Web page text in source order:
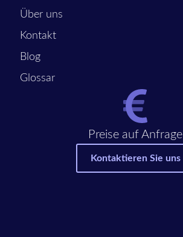
Preise auf Anfrage
Kontaktieren Sie uns
Über uns
Kontakt
Blog
Glossar